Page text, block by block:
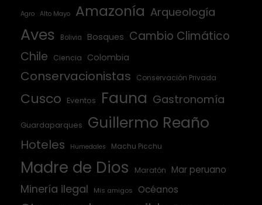
Agro Alto Mayo Amazonía Arqueología
Aves Bolivia Bosques Cambio Climático
Chile
Ciencia Colombia
Conservacionistas Conservación Privada
Cusco Eventos Fauna Gastronomía
Guardaparques Guillermo Reaño
Hoteles Humedales Machu Picchu
Madre de Dios Maratón Mar peruano
Minería ilegal Mis amigos Océanos